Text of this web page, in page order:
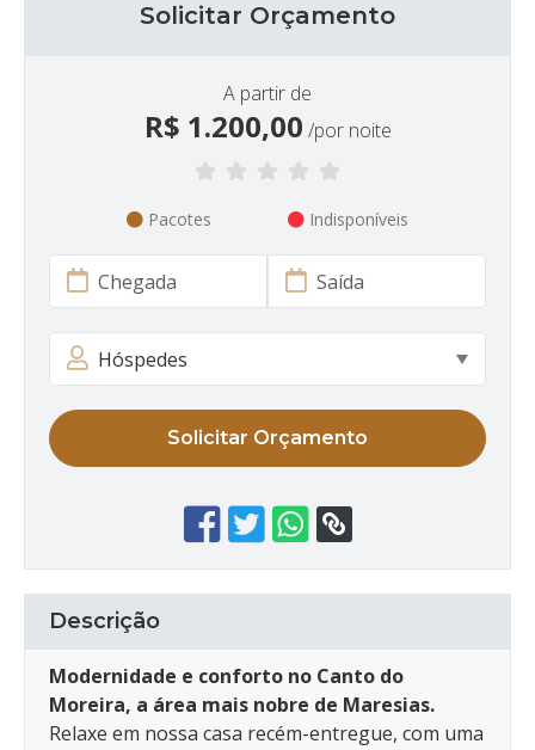
Solicitar Orçamento
A partir de
R$ 1.200,00 /por noite
Pacotes Indisponíveis
Solicitar Orçamento
Descrição
Modernidade e conforto no Canto do
Moreira, a área mais nobre de Maresias.
Relaxe em nossa casa recém-entregue, com uma